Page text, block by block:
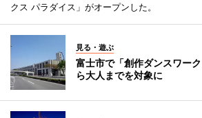
クス パラダイス」がオープンした。
見る・遊ぶ
富士市で「創作ダンスワー
ら大人までを対象に